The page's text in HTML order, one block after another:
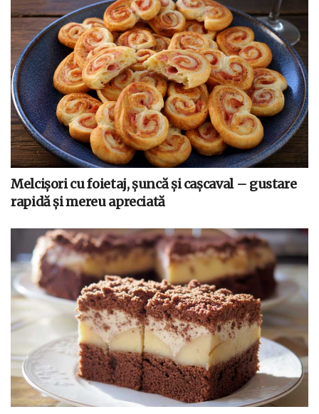
Melcișori cu foietaj, șuncă și cașcaval – gustare
rapidă și mereu apreciată